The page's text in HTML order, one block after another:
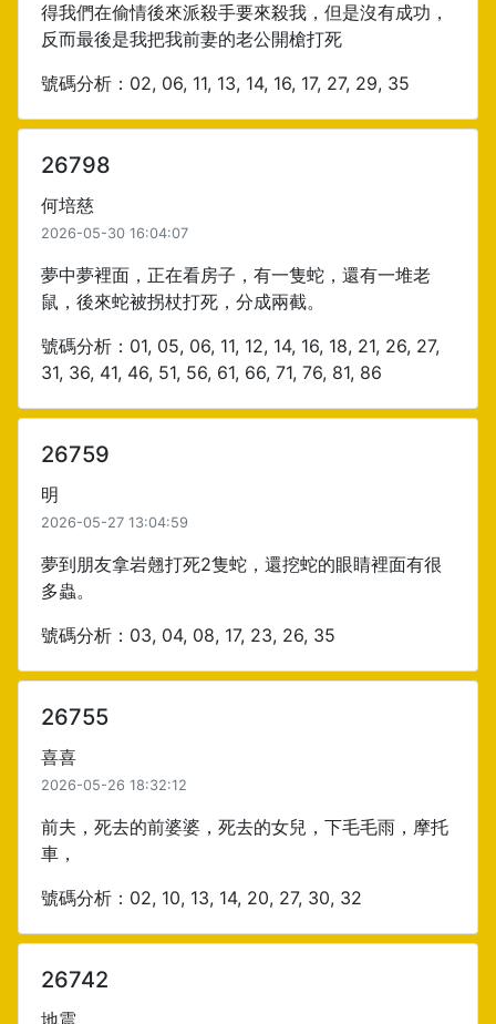
得我們在偷情後來派殺手要來殺我，但是沒有成功，
反而最後是我把我前妻的老公開槍打死
號碼分析：02, 06, 11, 13, 14, 16, 17, 27, 29, 35
26798
何培慈
2026-05-30 16:04:07
夢中夢裡面，正在看房子，有一隻蛇，還有一堆老
鼠，後來蛇被拐杖打死，分成兩截。
號碼分析：01, 05, 06, 11, 12, 14, 16, 18, 21, 26, 27,
31, 36, 41, 46, 51, 56, 61, 66, 71, 76, 81, 86
26759
明
2026-05-27 13:04:59
夢到朋友拿岩翹打死2隻蛇，還挖蛇的眼睛裡面有很
多蟲。
號碼分析：03, 04, 08, 17, 23, 26, 35
26755
喜喜
2026-05-26 18:32:12
前夫，死去的前婆婆，死去的女兒，下毛毛雨，摩托
車，
號碼分析：02, 10, 13, 14, 20, 27, 30, 32
26742
地震